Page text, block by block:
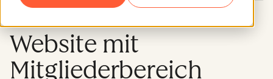
Website mit
Mitgliederbereich